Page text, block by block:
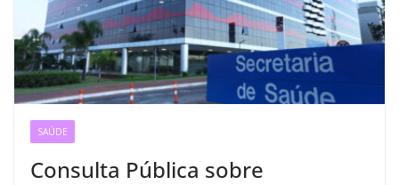
SAÚDE
Consulta Pública sobre